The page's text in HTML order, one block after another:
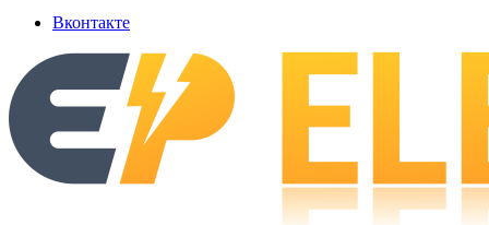
Вконтакте